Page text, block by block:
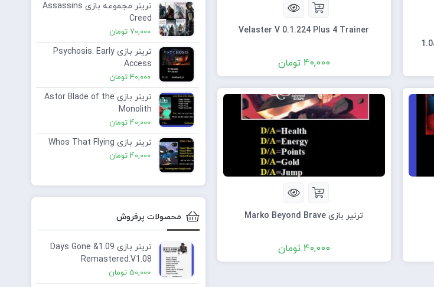
Velaster V 0.1.224 Plus 4 Trainer
40,000 تومان
ترنیر بازی Marko Beyond Brave
40,000 تومان
ترینر مجموعه بازی Assassins
Creed
70,000 تومان
ترینر بازی Psychosis. Early
Access
40,000 تومان
ترینر بازی Astor Blade of the
Monolith
40,000 تومان
ترینر بازی Whos That Flying
40,000 تومان
محصولات پرفروش
ترینر بازی 1.09& Days Gone
Remastered.V1.08
50,000 تومان